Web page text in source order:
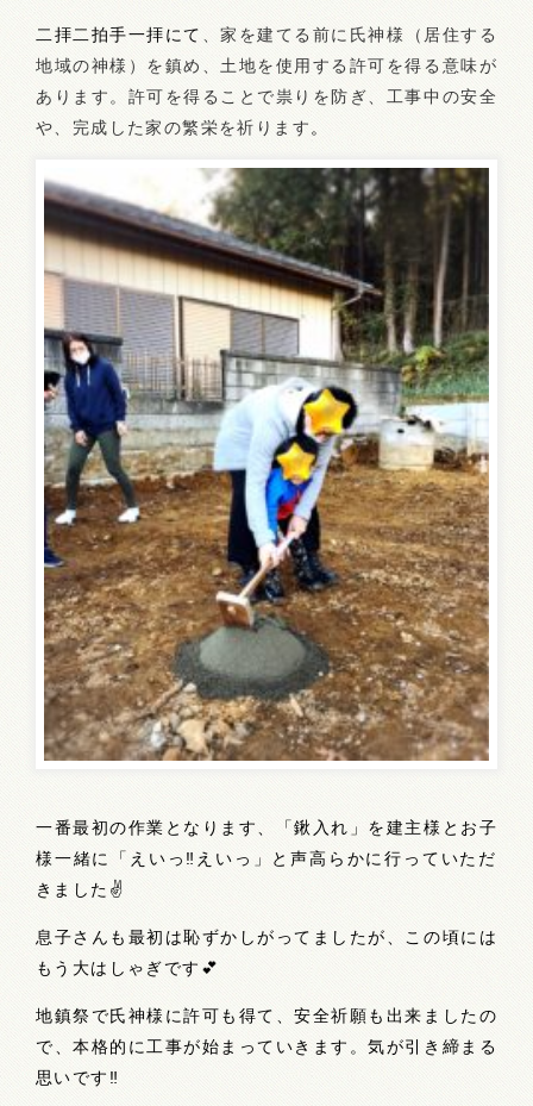
二拝二拍手一拝にて
、家を建てる前に氏神様（居住する
地域の神様）を鎮め、土地を使用する許可を得る意味が
あります。許可を得ることで祟りを防ぎ、工事中の安全
や、完成した家の繁栄を祈ります 。
一番最初の作業となります、「鍬入れ」を建主様とお子
様一緒に「えいっ‼️えいっ」と声高らかに行っていただ
きました✌️
息子さんも最初は恥ずかしがってましたが、この頃には
もう大はしゃぎです💕
地鎮祭で氏神様に許可も得て、安全祈願も出来ましたの
で、本格的に工事が始まっていきます。気が引き締まる
思いです‼️